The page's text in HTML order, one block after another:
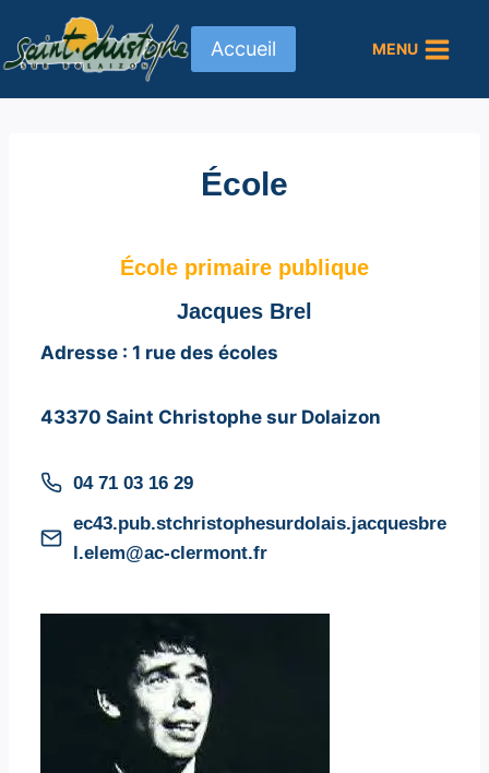
au
contenu
Accueil MENU
École
École primaire publique
Jacques Brel
Adresse : 1 rue des écoles
43370 Saint Christophe sur Dolaizon
04 71 03 16 29
ec43.pub.stchristophesurdolais.jacquesbre
l.elem@ac-clermont.fr